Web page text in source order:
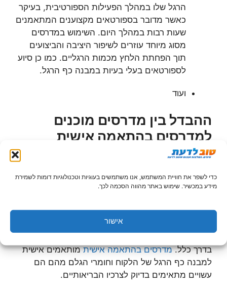
כדי לשפר את חוויית המשתמש, אנו משתמשים בעוגיות וטכנולוגיות דומות לשמירת
מידע במכשיר. שימוש באתר מהווה הסכמה לכך.
אישור
הרגל שלו במהלך הפעילות הספורטיבית, בעיקר
כאשר מדובר בספורטאים מקצוענים המתאמנים
שעות רבות במהלך היום. השימוש במדרסים
מסוג מיוחד עוזרים לשיפור היציבה והביצועים
תוך הפחתת הלחץ מכמות הרגליים. כמו כן סיוע
לספורטאים בעלי בעיות במבנה כף הרגל.
ועוד
ההבדל בין מדרסים מוכנים
למדרסים בהתאמה אישית
מדרסים מוכנים שאתם יכולים למצוא בחנויות פארם,
רשתות נעליים או מכונים אורטופדיים שונים הינם
מדרסים המיוצרים בהתאמה לרגל ממוצעת. כיוון שכל
אחד לאחר ולכן אחוז קטן מאוד מהאוכלוסייה רק יכול
באמת להשתמש במדרסים המוכנים הללו. בנוסף
בדרך כלל.מדרסים בהתאמה אישיתמותאמים אישית
למבנה כף הרגל של הלקוח וחומרי הגלם מהם הם
עשויים מתאימים בדיוק לצרכיו הבריאותיים.